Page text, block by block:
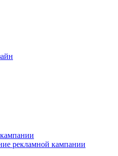
рекламной кампании